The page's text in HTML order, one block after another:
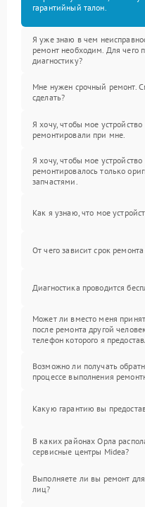
гарантийный талон.
Я уже знаю в чем
ремонт необходим. Для чего
диагностику?
Мне нужен срочный ремонт.
сделать?
Я хочу, чтобы мое устройство
ремонтировали при мне.
Я хочу, чтобы мое устройство
ремонтировалось только
запчастями.
Как я узнаю, что мое
От чего зависит срок
Диагностика проводится
Может ли вместо меня
после ремонта другой
телефон которого я
Возможно ли получать
процессе выполнения
Какую гарантию вы
В каких районах Орла
сервисные центры Midea?
Выполняете ли вы ремонт
лиц?